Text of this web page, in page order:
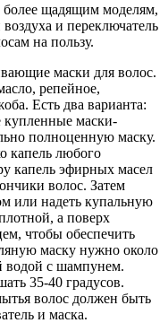
более щадящим моделям,
и переключатель
на пользу.
маски для волос.
репейное,
Есть два варианта:
купленные маски-
полноценную маску.
капель любого
капель эфирных масел
волос. Затем
или надеть купальную
а поверх
чтобы обеспечить
маску нужно около
водой с шампунем.
35-40 градусов.
волос должен быть
и маска.